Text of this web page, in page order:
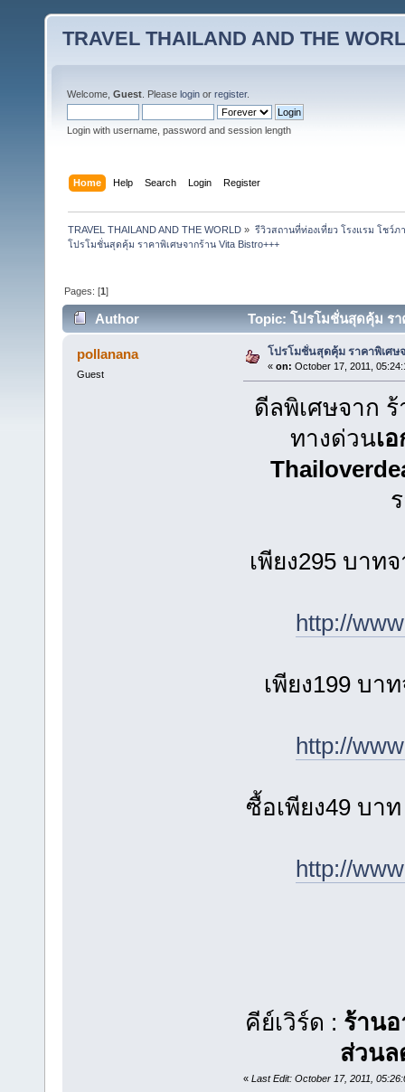
TRAVEL THAILAND AND THE
Welcome, Guest . Please login or register.
Login with username, password and session length
Home Help Search Login Register
TRAVEL THAILAND AND THE WORLD » รีวิวสถานที่ท่องเที่ยว โรงแรม โชว์ภ
โปรโมชั่นสุดคุ้ม ราคาพิเศษจากร้าน Vita Bistro+++
Pages: [1]
Author Topic: โปรโมชั่นสุดคุ้ม รา
pollanana
Guest
โปรโมชั่นสุดคุ้ม ราคาพิเศษ
« on: October 17, 2011,
ดีลพิเศษจาก
ทางด่วนเ
เพียง295 บาท
http://
เพียง199 บา
http://
ซื้อเพียง49 บา
http://
คีย์เวิร์ด : ร้าน
ส่วนล
« Last Edit: October 17, 2011,